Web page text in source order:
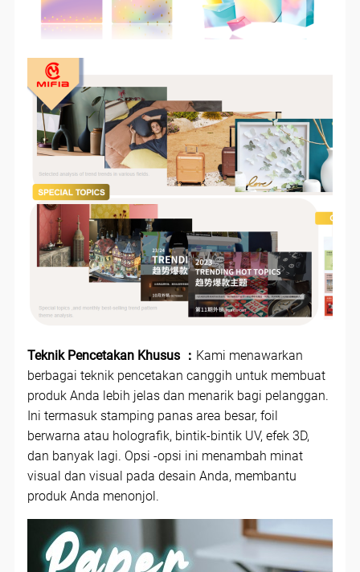
Teknik Pencetakan Khusus ： Kami menawarkan
berbagai teknik pencetakan canggih untuk membuat
produk Anda lebih jelas dan menarik bagi pelanggan.
Ini termasuk stamping panas area besar, foil
berwarna atau holografik, bintik-bintik UV, efek 3D,
dan banyak lagi. Opsi -opsi ini menambah minat
visual dan visual pada desain Anda, membantu
produk Anda menonjol.